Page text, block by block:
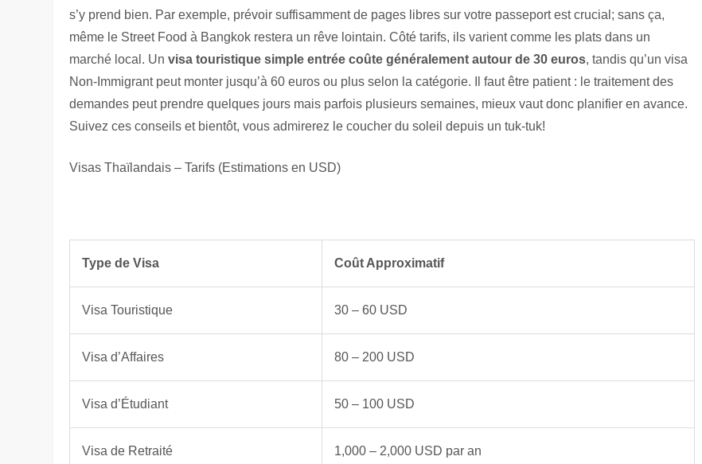
s’y prend bien. Par exemple, prévoir suffisamment de pages libres sur votre passeport est crucial; sans ça,
même le Street Food à Bangkok restera un rêve lointain. Côté tarifs, ils varient comme les plats dans un
marché local. Unvisa touristique simple entrée coûte généralement autour de 30 euros, tandis qu’un visa
Non-Immigrant peut monter jusqu’à 60 euros ou plus selon la catégorie. Il faut être patient : le traitement des
demandes peut prendre quelques jours mais parfois plusieurs semaines, mieux vaut donc planifier en avance.
Suivez ces conseils et bientôt, vous admirerez le coucher du soleil depuis un tuk-tuk!
Visas Thaïlandais – Tarifs (Estimations en USD)
Type de Visa Coût Approximatif
Visa Touristique 30 – 60 USD
Visa d’Affaires 80 – 200 USD
Visa d’Étudiant 50 – 100 USD
Visa de Retraité 1,000 – 2,000 USD par an